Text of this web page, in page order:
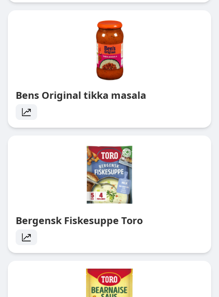
Bens Original tikka masala
Bergensk Fiskesuppe Toro